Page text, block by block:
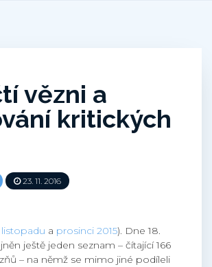
vězni a
kritických
23. 11. 2016
listopadu a prosinci 2015). Dne 18.
ještě jeden seznam – čítající 166
– na němž se mimo jiné podíleli